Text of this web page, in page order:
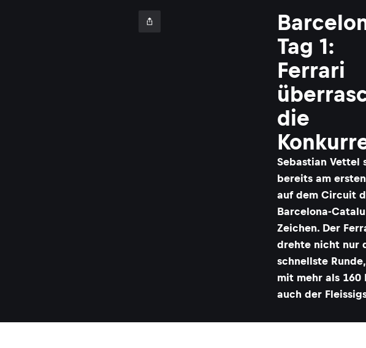
Tag 1:
Ferrari
die
Sebastian Vettel
bereits am
auf dem Circuit
Barcelona-
Zeichen. Der
drehte nicht nur
schnellste
mit mehr als 160
auch der